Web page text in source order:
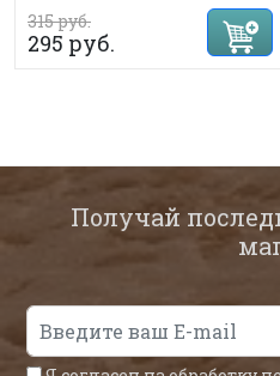
315 руб.
295 руб.
Получай